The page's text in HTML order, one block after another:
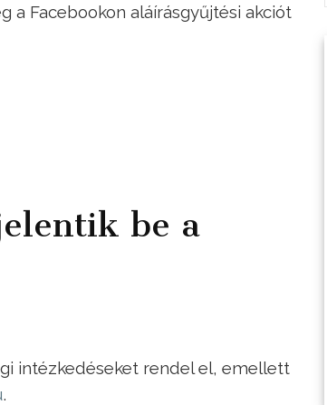
a Facebookon aláírásgyűjtési akciót
be a
intézkedéseket rendel el, emellett
.